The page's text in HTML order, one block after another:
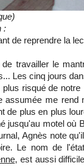
:
de reprendre la
travailler le
Les cinq jours
risqué de
assumée me rend
de plus en plus
jusqu'au motel où
Agnès note
Le nom de
, est aussi